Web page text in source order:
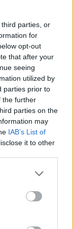
parties, or
for
opt-out
that after your
seeing
utilized by
parties prior to
the further
parties on the
may
IAB’s List of
it to other
more Google
may click to
party tags to
below Google
του
ο δρόμος
Red Arrows